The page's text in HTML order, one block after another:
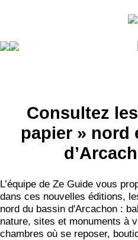
Consultez
papier » nord
L’équipe de Ze Guide vous
dans ces nouvelles éditions,
nord du bassin d'Arcachon :
nature, sites et monuments à
chambres où se reposer,